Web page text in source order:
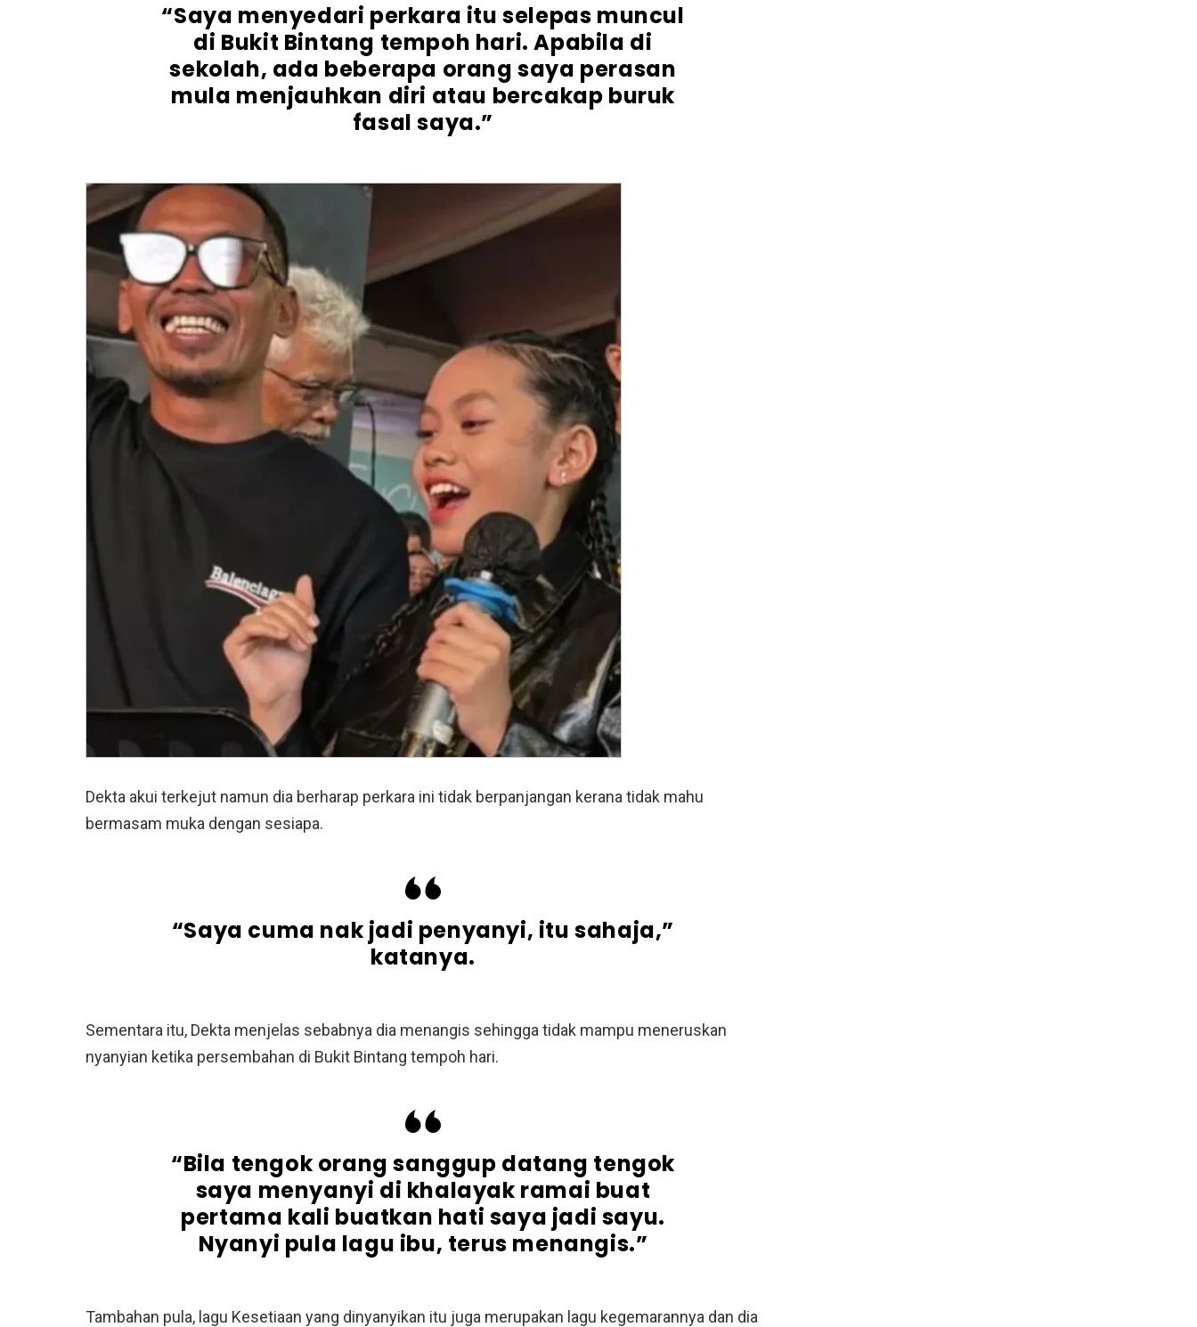
“Saya menyedari perkara itu selepas muncul
di Bukit Bintang tempoh hari. Apabila di
sekolah, ada beberapa orang saya perasan
mula menjauhkan diri atau bercakap buruk
fasal saya.”
Dekta akui terkejut namun dia berharap perkara ini tidak berpanjangan kerana tidak mahu
bermasam muka dengan sesiapa.
“Saya cuma nak jadi penyanyi, itu sahaja,”
katanya.
Sementara itu, Dekta menjelas sebabnya dia menangis sehingga tidak mampu meneruskan
nyanyian ketika persembahan di Bukit Bintang tempoh hari.
“Bila tengok orang sanggup datang tengok
saya menyanyi di khalayak ramai buat
pertama kali buatkan hati saya jadi sayu.
Nyanyi pula lagu ibu, terus menangis.”
Tambahan pula, lagu Kesetiaan yang dinyanyikan itu juga merupakan lagu kegemarannya dan dia